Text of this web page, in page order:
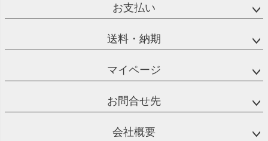
お支払い
送料・納期
マイページ
お問合せ先
会社概要